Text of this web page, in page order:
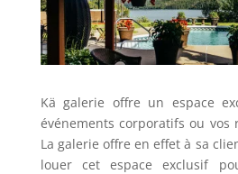
Kä galerie offre un espace
événements corporatifs ou vos
La galerie offre en effet à sa
louer cet espace exclusif